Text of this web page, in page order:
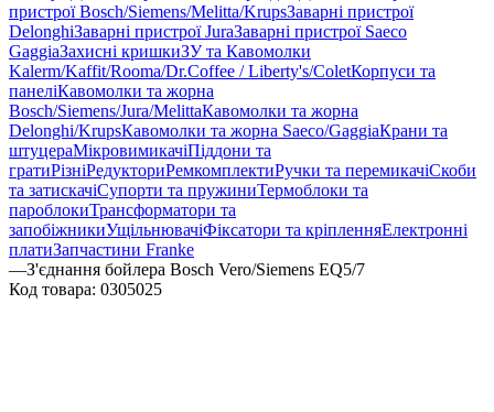
пристрої Bosch/Siemens/Melitta/KrupsЗаварні пристрої
DelonghiЗаварні пристрої JuraЗаварні пристрої Saeco
GaggiaЗахисні кришкиЗУ та Кавомолки
Kalerm/Kaffit/Rooma/Dr.Coffee / Liberty's/ColetКорпуси та
панеліКавомолки та жорна
Bosch/Siemens/Jura/MelittaКавомолки та жорна
Delonghi/KrupsКавомолки та жорна Saeco/GaggiaКрани та
штуцераМікровимикачіПіддони та
гратиРізніРедукториРемкомплектиРучки та перемикачіСкоби
та затискачіСупорти та пружиниТермоблоки та
пароблокиТрансформатори та
запобіжникиУщільнювачіФіксатори та кріпленняЕлектронні
платиЗапчастини Franke
—З'єднання бойлера Bosch Vero/Siemens EQ5/7
Код товара: 0305025